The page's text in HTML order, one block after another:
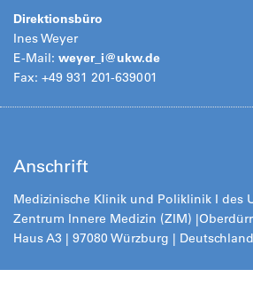
Direktionsbüro
Ines Weyer
E-Mail: weyer_i@ukw.de
Fax: +49 931 201-639001
Anschrift
Medizinische Klinik und Poliklinik I des
Zentrum Innere Medizin (ZIM) |
Haus A3 | 97080 Würzburg | Deutschland